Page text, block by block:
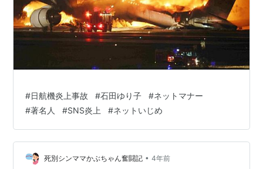
#日航機炎上事故 #石田ゆり子 #ネットマナー
#著名人 #SNS炎上 #ネットいじめ
死別シンママかぶちゃん奮闘記 • 4年前